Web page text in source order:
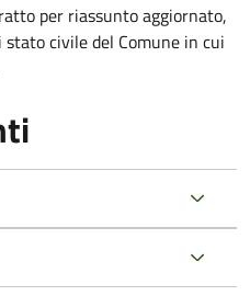
per riassunto aggiornato,
civile del Comune in cui